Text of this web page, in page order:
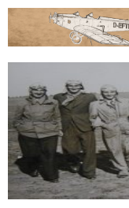
Familia
Școala
De
Aviație